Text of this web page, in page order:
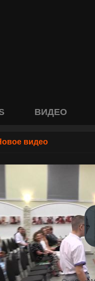
ВИДЕО
видео